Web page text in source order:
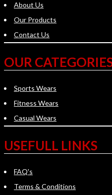
About Us
Our Products
Contact Us
OUR
Sports Wears
Fitness Wears
Casual Wears
USEFULL LINKS
FAQ's
Terms & Conditions